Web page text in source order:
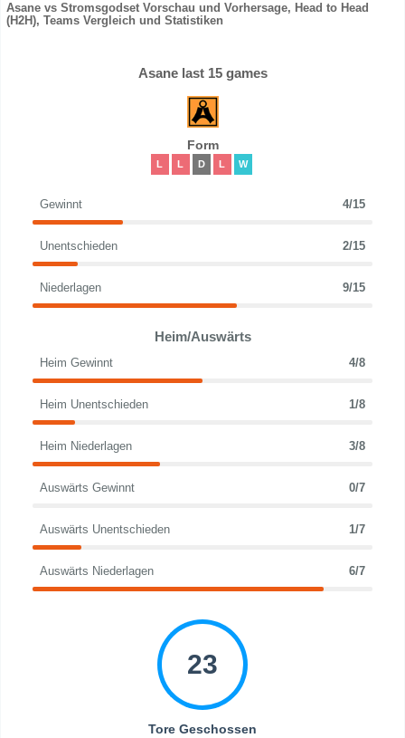
Asane vs Stromsgodset Vorschau und Vorhersage, Head to Head
(H2H), Teams Vergleich und Statistiken
Asane last 15 games
Form
L L D L W
Gewinnt 4/15
Unentschieden 2/15
Niederlagen 9/15
Heim/Auswärts
Heim Gewinnt 4/8
Heim Unentschieden 1/8
Heim Niederlagen 3/8
Auswärts Gewinnt 0/7
Auswärts Unentschieden 1/7
Auswärts Niederlagen 6/7
23
Tore Geschossen